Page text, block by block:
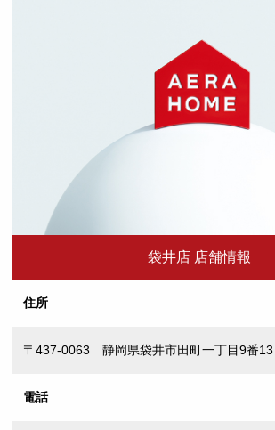
袋井店 店舗情報
住所
〒437-0063 静岡県袋井市田町一丁目9番13
電話